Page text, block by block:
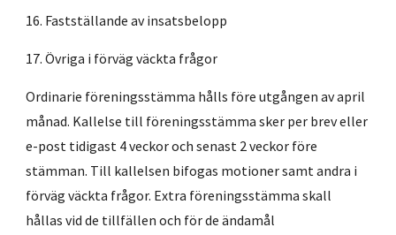
16. Fastställande av insatsbelopp
17. Övriga i förväg väckta frågor
Ordinarie föreningsstämma hålls före utgången av april
månad. Kallelse till föreningsstämma sker per brev eller
e-post tidigast 4 veckor och senast 2 veckor före
stämman. Till kallelsen bifogas motioner samt andra i
förväg väckta frågor. Extra föreningsstämma skall
hållas vid de tillfällen och för de ändamål